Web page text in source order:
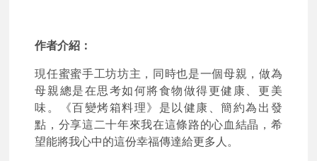
作者介紹：
現任蜜蜜手工坊坊主，同時也是一個母親，做為
母親總是在思考如何將食物做得更健康、更美
味。《百變烤箱料理》是以健康、簡約為出發
點，分享這二十年來我在這條路的心血結晶，希
望能將我心中的這份幸福傳達給更多人。